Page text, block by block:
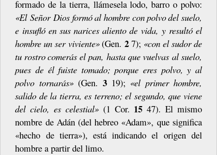
formado de la tierra, llámesela lodo, barro o polvo:
«El Señor Dios formóalhombre conpolvodelsuelo,
e insufló en sus narices aliento de vida, y resultó el
hombre un ser viviente» (Gen. 2 7); «con el sudor de
tu rostrocomerás el pan, hasta que vuelvas al suelo,
pues de él fuiste tomado; porque eres polvo, y al
polvo tornarás» (Gen. 3 19); «el primer hombre,
salido de la tierra, es terreno; el segundo, que viene
del cielo, es celestial» (1 Cor. 1547). El mismo
nombre de Adán (del hebreo «Adam», que significa
«hecho de tierra»), está indicando el origen del
hombre a partir del limo.